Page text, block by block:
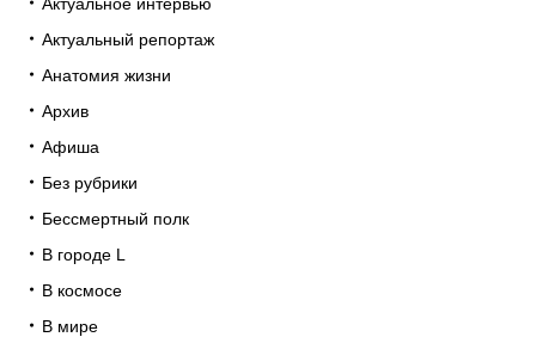
Актуальный репортаж
Анатомия жизни
Архив
Афиша
Без рубрики
Бессмертный полк
В городе L
В космосе
В мире